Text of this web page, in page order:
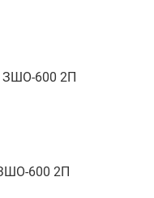
600 2П